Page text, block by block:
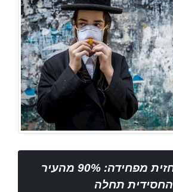
הרופא בתחזית מפחידה: 90% מהעיר
החסידית תחלה